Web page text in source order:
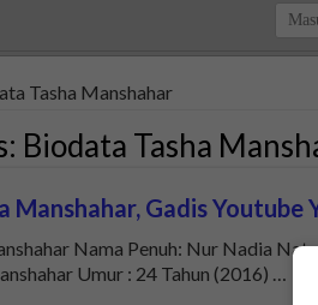
Tasha Manshahar
Biodata Tasha
Manshahar, Gadis Youtube
Nama Penuh: Nur Nadia
Umur : 24 Tahun (2016) …